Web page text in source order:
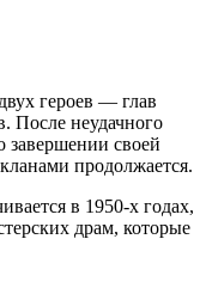
героев — глав
После неудачного
завершении своей
продолжается.
в 1950-х годах,
драм, которые